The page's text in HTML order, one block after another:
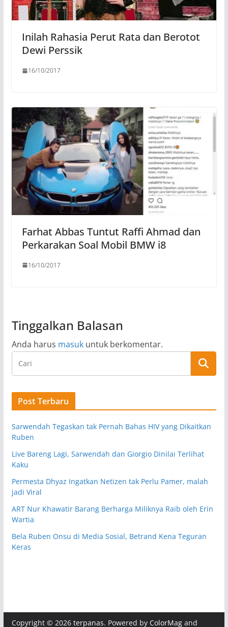
Inilah Rahasia Perut Rata dan Berotot
Dewi Perssik
16/10/2017
Farhat Abbas Tuntut Raffi Ahmad dan
Perkarakan Soal Mobil BMW i8
16/10/2017
Tinggalkan Balasan
Anda harus masukuntuk berkomentar.
Post Terbaru
Sarwendah Tegaskan tak Pernah Bahas HIV yang Dikaitkan
Ruben
Live Bareng Lagi, Sarwendah dan Giorgio Dinilai Terlihat
Kaku
Permesta Dhyaz Ingatkan Netizen tak Perlu Pamer, malah
jadi Viral
ART Nur Khawatir Barang Berharga Miliknya Raib oleh Erin
Wartia
Bela Ruben Onsu di Media Sosial, Betrand Kena Teguran
Keras
Copyright © 2026 terpanas. Powered by ColorMagand